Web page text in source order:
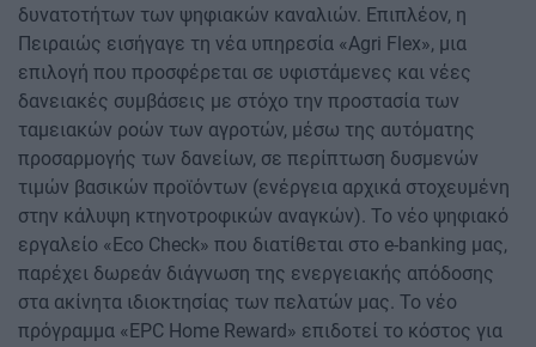
δυνατοτήτων των ψηφιακών καναλιών. Επιπλέον, η
Πειραιώς εισήγαγε τη νέα υπηρεσία «Agri Flex», μια
επιλογή που προσφέρεται σε υφιστάμενες και νέες
δανειακές συμβάσεις με στόχο την προστασία των
ταμειακών ροών των αγροτών, μέσω της αυτόματης
προσαρμογής των δανείων, σε περίπτωση δυσμενών
τιμών βασικών προϊόντων (ενέργεια αρχικά στοχευμένη
στην κάλυψη κτηνοτροφικών αναγκών). Το νέο ψηφιακό
εργαλείο «Eco Check» που διατίθεται στο e-banking μας,
παρέχει δωρεάν διάγνωση της ενεργειακής απόδοσης
στα ακίνητα ιδιοκτησίας των πελατών μας. Το νέο
πρόγραμμα «EPC Home Reward» επιδοτεί το κόστος για